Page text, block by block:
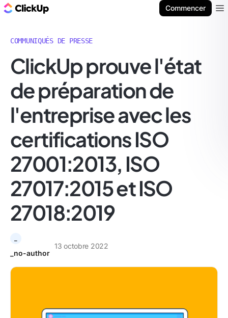
Commencer
COMMUNIQUÉS DE PRESSE
ClickUp prouve l'état
de préparation de
l'entreprise avec les
certifications ISO
27001:2013, ISO
27017:2015 et ISO
27018:2019
_no-author
13 octobre 2022